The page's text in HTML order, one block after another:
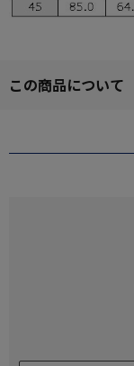
この商品について